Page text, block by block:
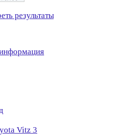
результаты
Vitz 3